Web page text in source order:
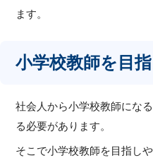
ます。
小学校教師を目
社会人から小学校教師にな
る必要があります。
そこで小学校教師を目指し